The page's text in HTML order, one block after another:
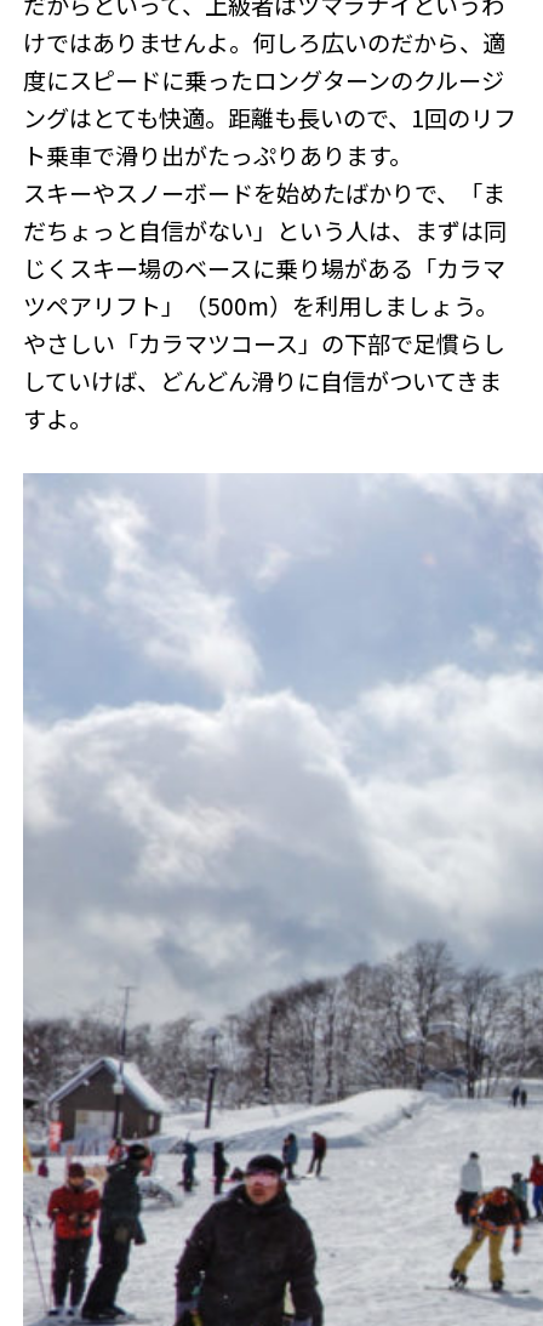
けではありませんよ。何しろ広いのだから、適
度にスピードに乗ったロングターンのクルージ
ングはとても快適。距離も長いので、1回のリフ
ト乗車で滑り出がたっぷりあります。
スキーやスノーボードを始めたばかりで、「ま
だちょっと自信がない」という人は、まずは同
じくスキー場のベースに乗り場がある「カラマ
ツペアリフト」（500m）を利用しましょう。
やさしい「カラマツコース」の下部で足慣らし
していけば、どんどん滑りに自信がついてきま
すよ。